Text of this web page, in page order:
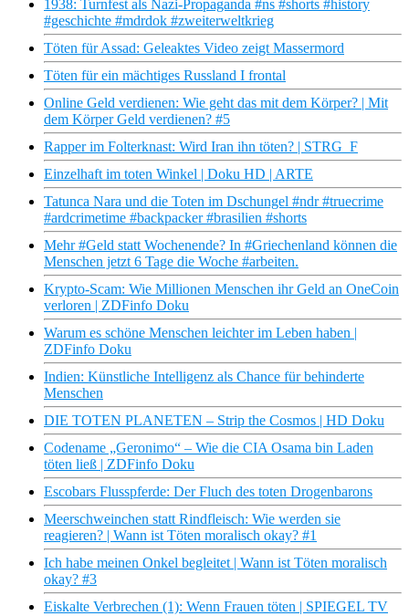
1938: Turnfest als Nazi-Propaganda #ns #shorts #history
#geschichte #mdrdok #zweiterweltkrieg
Töten für Assad: Geleaktes Video zeigt Massermord
Töten für ein mächtiges Russland I frontal
Online Geld verdienen: Wie geht das mit dem Körper? | Mit
dem Körper Geld verdienen? #5
Rapper im Folterknast: Wird Iran ihn töten? | STRG_F
Einzelhaft im toten Winkel | Doku HD | ARTE
Tatunca Nara und die Toten im Dschungel #ndr #truecrime
#ardcrimetime #backpacker #brasilien #shorts
Mehr #Geld statt Wochenende? In #Griechenland können die
Menschen jetzt 6 Tage die Woche #arbeiten.
Krypto-Scam: Wie Millionen Menschen ihr Geld an OneCoin
verloren | ZDFinfo Doku
Warum es schöne Menschen leichter im Leben haben |
ZDFinfo Doku
Indien: Künstliche Intelligenz als Chance für behinderte
Menschen
DIE TOTEN PLANETEN – Strip the Cosmos | HD Doku
Codename „Geronimo“ – Wie die CIA Osama bin Laden
töten ließ | ZDFinfo Doku
Escobars Flusspferde: Der Fluch des toten Drogenbarons
Meerschweinchen statt Rindfleisch: Wie werden sie
reagieren? | Wann ist Töten moralisch okay? #1
Ich habe meinen Onkel begleitet | Wann ist Töten moralisch
okay? #3
Eiskalte Verbrechen (1): Wenn Frauen töten | SPIEGEL TV